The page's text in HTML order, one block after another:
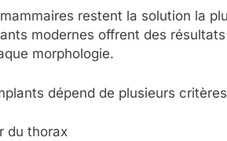
restent la solution la
modernes offrent des
morphologie.
dépend de plusieurs
du thorax